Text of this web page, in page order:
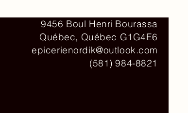
9456 Boul Henri Bourassa
Québec, Québec G1G4E6
epicerienordik@outlook.com
(581) 984-8821